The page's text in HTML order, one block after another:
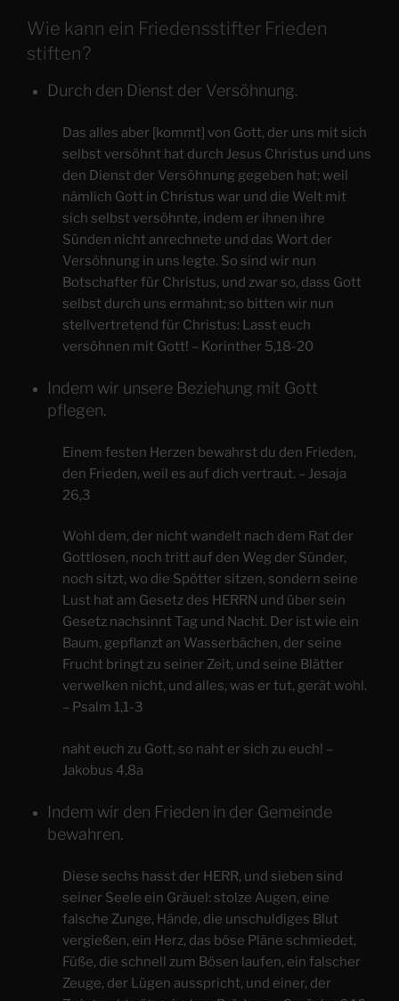
Wie kann ein Friedensstifter Frieden
stiften?
Durch den Dienst der Versöhnung.
Das alles aber [kommt] von Gott, der uns mit sich
selbst versöhnt hat durch Jesus Christus und uns
den Dienst der Versöhnung gegeben hat; weil
nämlich Gott in Christus war und die Welt mit
sich selbst versöhnte, indem er ihnen ihre
Sünden nicht anrechnete und das Wort der
Versöhnung in uns legte. So sind wir nun
Botschafter für Christus, und zwar so, dass Gott
selbst durch uns ermahnt; so bitten wir nun
stellvertretend für Christus: Lasst euch
versöhnen mit Gott! – Korinther 5,18-20
Indem wir unsere Beziehung mit Gott
pflegen.
Einem festen Herzen bewahrst du den Frieden,
den Frieden, weil es auf dich vertraut. – Jesaja
26,3
Wohl dem, der nicht wandelt nach dem Rat der
Gottlosen, noch tritt auf den Weg der Sünder,
noch sitzt, wo die Spötter sitzen, sondern seine
Lust hat am Gesetz des HERRN und über sein
Gesetz nachsinnt Tag und Nacht. Der ist wie ein
Baum, gepflanzt an Wasserbächen, der seine
Frucht bringt zu seiner Zeit, und seine Blätter
verwelken nicht, und alles, was er tut, gerät wohl.
– Psalm 1,1-3
naht euch zu Gott, so naht er sich zu euch! –
Jakobus 4,8a
Indem wir den Frieden in der Gemeinde
bewahren.
Diese sechs hasst der HERR, und sieben sind
seiner Seele ein Gräuel: stolze Augen, eine
falsche Zunge, Hände, die unschuldiges Blut
vergießen, ein Herz, das böse Pläne schmiedet,
Füße, die schnell zum Bösen laufen, ein falscher
Zeuge, der Lügen ausspricht, und einer, der